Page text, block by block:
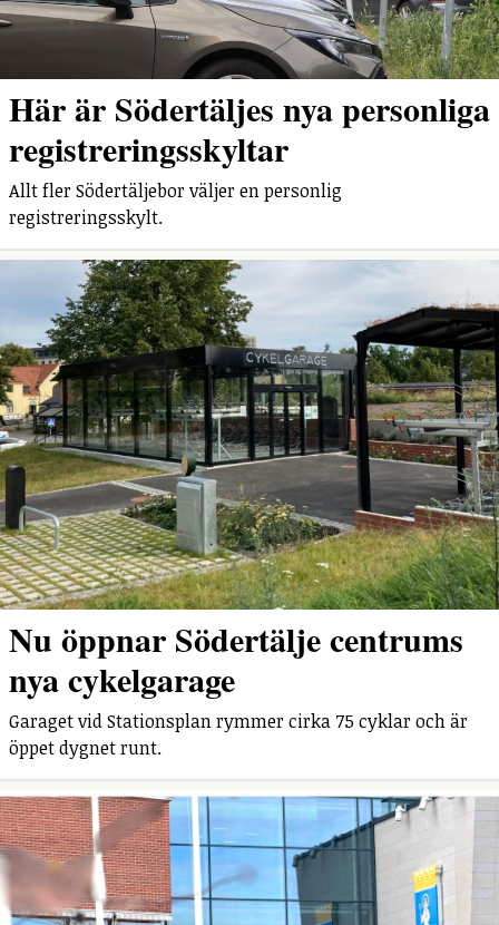
Här är Södertäljes nya personliga
registreringsskyltar
Allt fler Södertäljebor väljer en personlig
registreringsskylt.
Nu öppnar Södertälje centrums
nya cykelgarage
Garaget vid Stationsplan rymmer cirka 75 cyklar och är
öppet dygnet runt.